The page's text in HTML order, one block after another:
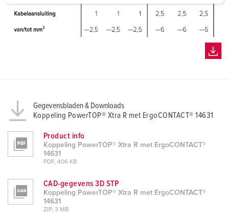
l
Gegevensbladen & Downloads
Koppeling PowerTOP® Xtra R met ErgoCONTACT® 14631
Product info
Koppeling PowerTOP® Xtra R met ErgoCONTACT®
14631
PDF, 406 KB
CAD-gegevens 3D STP
Koppeling PowerTOP® Xtra R met ErgoCONTACT®
14631
ZIP, 3 MB